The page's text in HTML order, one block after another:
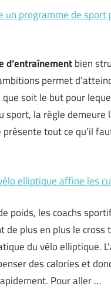
un programme de sport
d’entraînementbien
permet
soit le but pour
sport, la règle demeure
tout ce qu’il
elliptique affine les
poids, les coachs
de plus en plus le cross
du vélo elliptique.
des calories et
Pour aller …